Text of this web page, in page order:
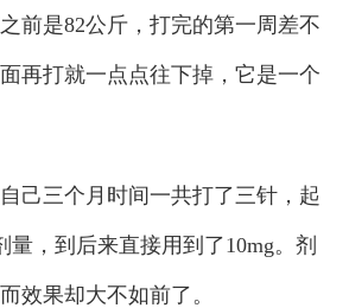
是82公斤，打完的第一周差不
再打就一点点往下掉，它是一个
三个月时间一共打了三针，起
量，到后来直接用到了10mg。剂
效果却大不如前了。